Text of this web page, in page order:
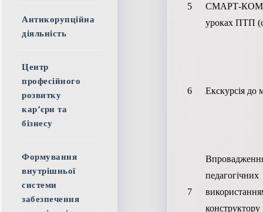
5
СМАРТ-
уроках ПТП
6 Екскурсія до
7
Антикорупційна
діяльність
Центр
професійного
розвитку
кар’єри та
бізнесу
Формування
внутрішньої
системи
забезпечення